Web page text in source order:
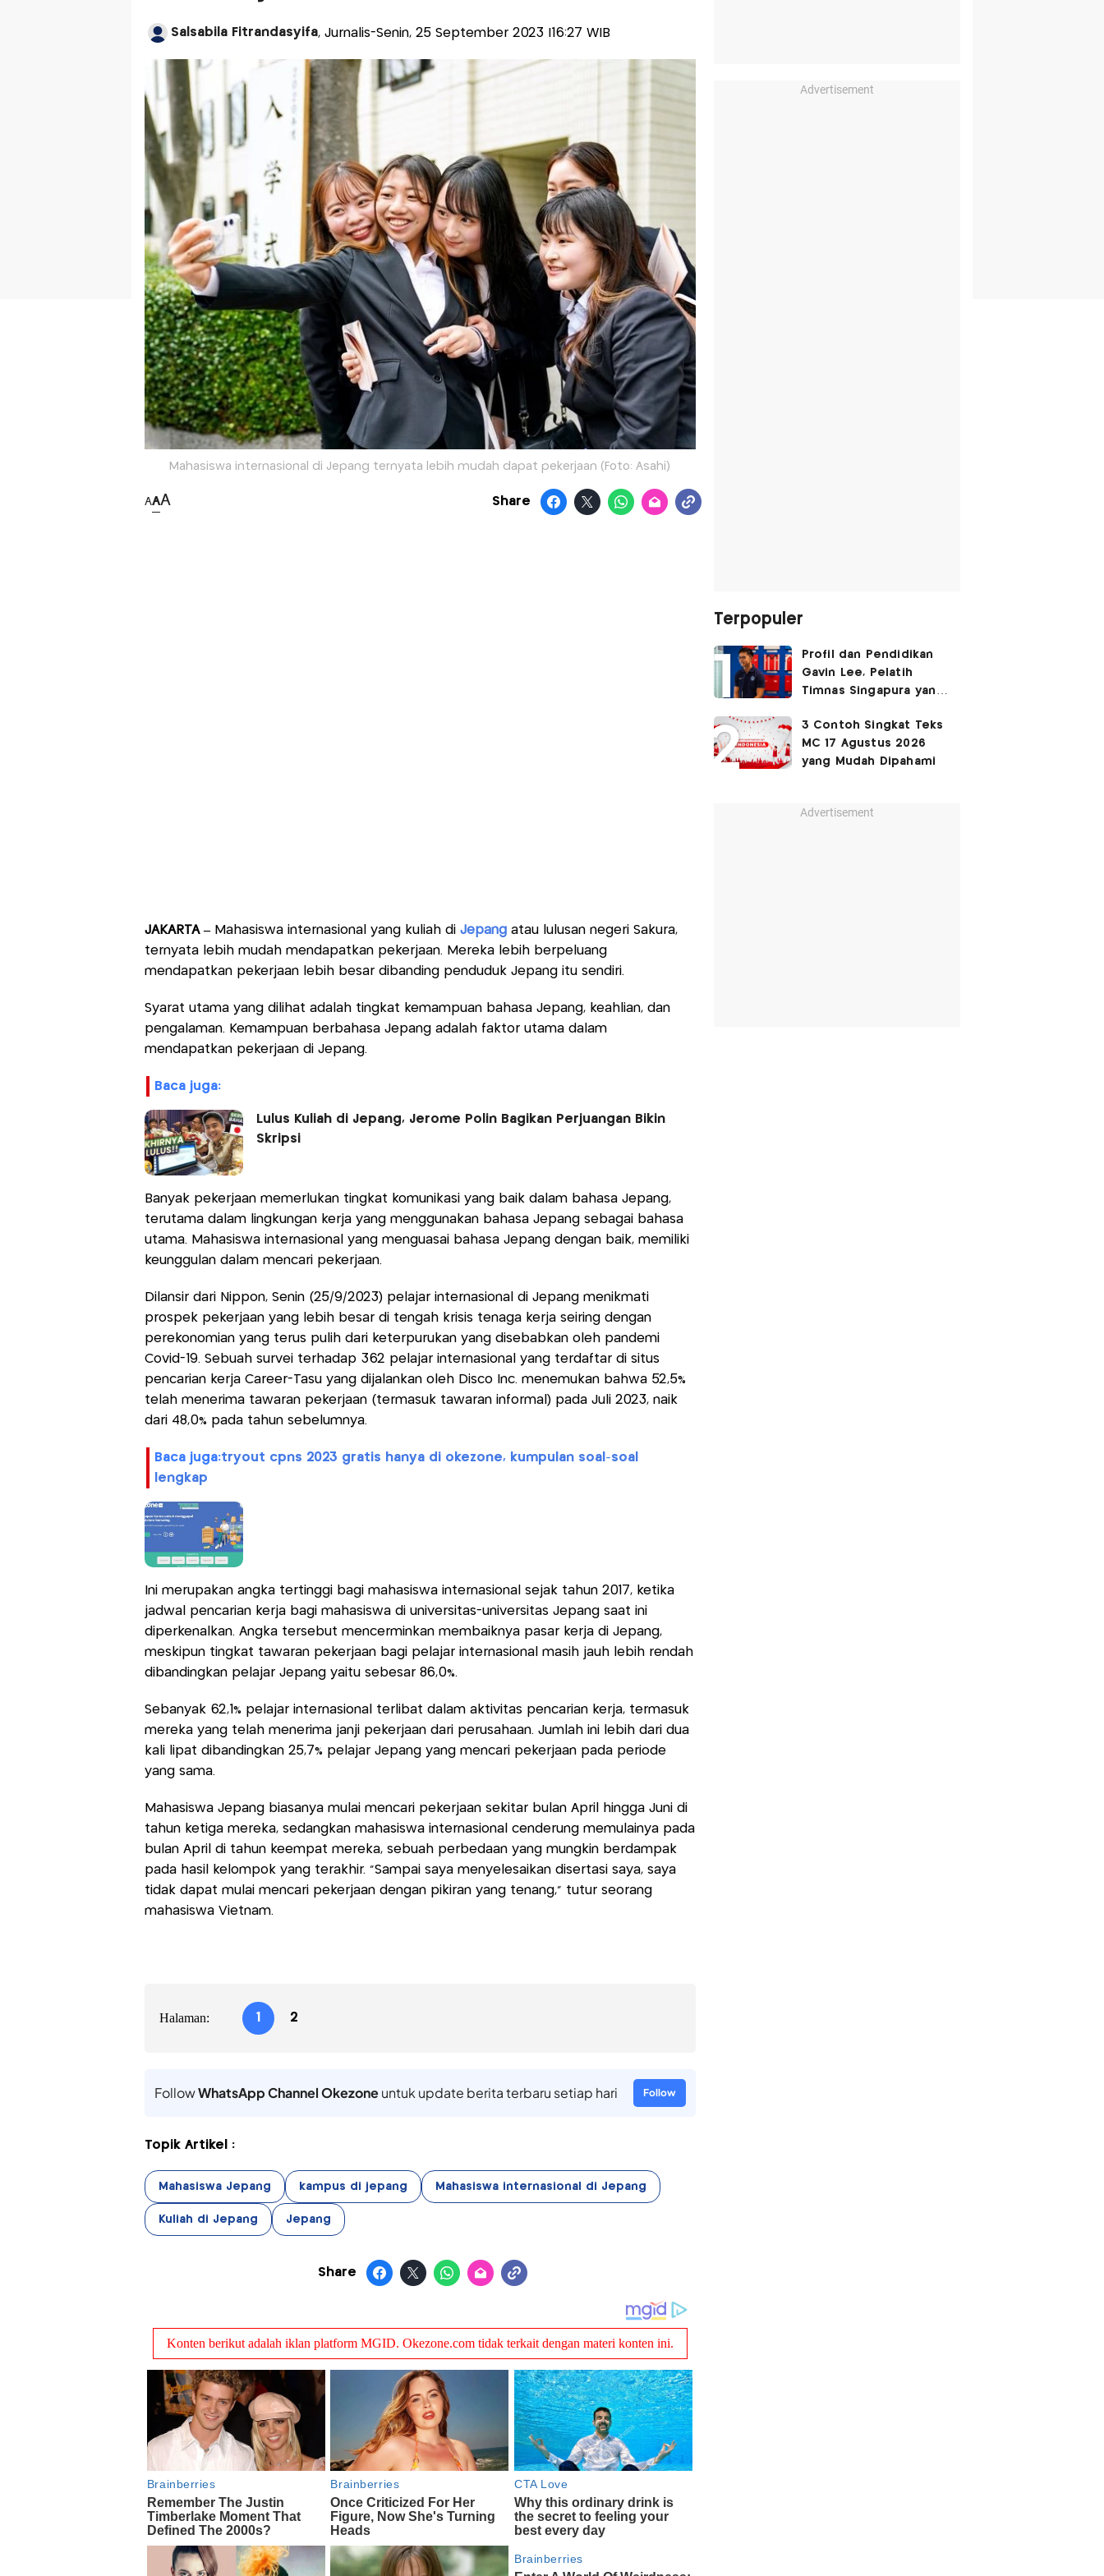
Salsabila Fitrandasyifa, Jurnalis-Senin, 25 September 2023 |16:27 WIB
Mahasiswa internasional di Jepang ternyata lebih mudah dapat pekerjaan (Foto: Asahi)
AAA Share
JAKARTA –Mahasiswa internasional yang kuliah di Jepang atau lulusan negeri Sakura,
ternyata lebih mudah mendapatkan pekerjaan. Mereka lebih berpeluang
mendapatkan pekerjaan lebih besar dibanding penduduk Jepang itu sendiri.
Syarat utama yang dilihat adalah tingkat kemampuan bahasa Jepang, keahlian, dan
pengalaman. Kemampuan berbahasa Jepang adalah faktor utama dalam
mendapatkan pekerjaan di Jepang.
baca juga:
Lulus Kuliah di Jepang, Jerome Polin Bagikan Perjuangan Bikin
Skripsi
Banyak pekerjaan memerlukan tingkat komunikasi yang baik dalam bahasa Jepang,
terutama dalam lingkungan kerja yang menggunakan bahasa Jepang sebagai bahasa
utama. Mahasiswa internasional yang menguasai bahasa Jepang dengan baik, memiliki
keunggulan dalam mencari pekerjaan.
Dilansir dari Nippon, Senin (25/9/2023) pelajar internasional di Jepang menikmati
prospek pekerjaan yang lebih besar di tengah krisis tenaga kerja seiring dengan
perekonomian yang terus pulih dari keterpurukan yang disebabkan oleh pandemi
Covid-19. Sebuah survei terhadap 362 pelajar internasional yang terdaftar di situs
pencarian kerja Career-Tasu yang dijalankan oleh Disco Inc. menemukan bahwa 52,5%
telah menerima tawaran pekerjaan (termasuk tawaran informal) pada Juli 2023, naik
dari 48,0% pada tahun sebelumnya.
baca juga:tryout cpns 2023 gratis hanya di okezone, kumpulan soal-soal
lengkap
Ini merupakan angka tertinggi bagi mahasiswa internasional sejak tahun 2017, ketika
jadwal pencarian kerja bagi mahasiswa di universitas-universitas Jepang saat ini
diperkenalkan. Angka tersebut mencerminkan membaiknya pasar kerja di Jepang,
meskipun tingkat tawaran pekerjaan bagi pelajar internasional masih jauh lebih rendah
dibandingkan pelajar Jepang yaitu sebesar 86,0%.
Sebanyak 62,1% pelajar internasional terlibat dalam aktivitas pencarian kerja, termasuk
mereka yang telah menerima janji pekerjaan dari perusahaan. Jumlah ini lebih dari dua
kali lipat dibandingkan 25,7% pelajar Jepang yang mencari pekerjaan pada periode
yang sama.
Mahasiswa Jepang biasanya mulai mencari pekerjaan sekitar bulan April hingga Juni di
tahun ketiga mereka, sedangkan mahasiswa internasional cenderung memulainya pada
bulan April di tahun keempat mereka, sebuah perbedaan yang mungkin berdampak
pada hasil kelompok yang terakhir. “Sampai saya menyelesaikan disertasi saya, saya
tidak dapat mulai mencari pekerjaan dengan pikiran yang tenang,” tutur seorang
mahasiswa Vietnam.
Halaman: 1 2
FollowWhatsApp Channel Okezoneuntuk update berita terbaru setiap hari Follow
Topik Artikel :
Mahasiswa Jepang kampus di jepang Mahasiswa internasional di Jepang
Kuliah di Jepang Jepang
Share
Advertisement
Terpopuler
Profil dan Pendidikan
Gavin Lee, Pelatih
Timnas Singapura yang
2026
3 Contoh Singkat Teks
MC 17 Agustus 2026
yang Mudah Dipahami
Advertisement